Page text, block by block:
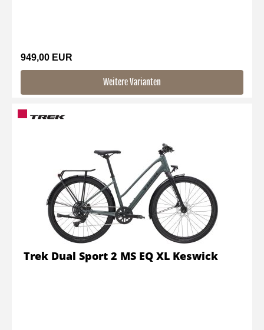
949,00 EUR
Weitere Varianten
Trek Dual Sport 2 MS EQ XL Keswick